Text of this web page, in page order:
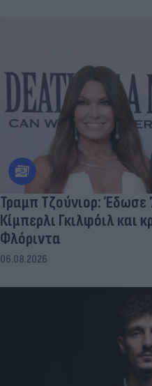
Τραμπ Τζούνιορ: Έδωσε
Κίμπερλι Γκιλφόιλ
Φλόριντα
06.08.2026